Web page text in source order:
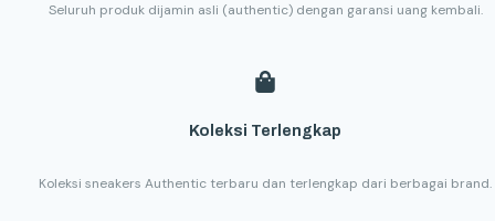
Seluruh produk dijamin asli (authentic) dengan garansi uang kembali.
Koleksi Terlengkap
Koleksi sneakers Authentic terbaru dan terlengkap dari berbagai brand.